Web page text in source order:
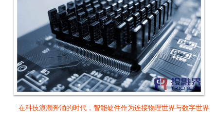
在科技浪潮奔涌的时代，智能硬件作为连接物理世界与数字世界